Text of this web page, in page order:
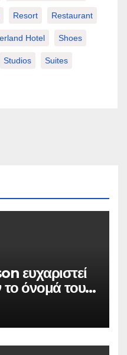
Resort Restaurant
Hotel Shoes
Studios Suites
ευχαριστεί
όνομά τους